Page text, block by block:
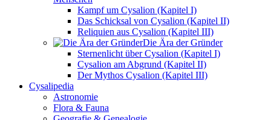
Kampf um Cysalion (Kapitel I)
Das Schicksal von Cysalion (Kapitel II)
Reliquien aus Cysalion (Kapitel III)
Die Ära der Gründer
Sternenlicht über Cysalion (Kapitel I)
Cysalion am Abgrund (Kapitel II)
Der Mythos Cysalion (Kapitel III)
Cysalipedia
Astronomie
Flora & Fauna